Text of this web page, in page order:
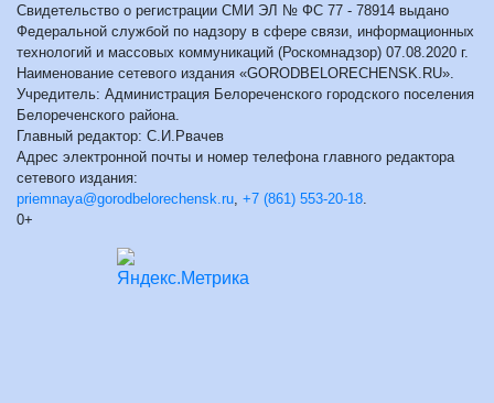
Свидетельство о регистрации СМИ ЭЛ № ФС 77 - 78914 выдано
Федеральной службой по надзору в сфере связи, информационных
технологий и массовых коммуникаций (Роскомнадзор) 07.08.2020 г.
Наименование сетевого издания «GORODBELORECHENSK.RU».
Учредитель: Администрация Белореченского городского поселения
Белореченского района.
Главный редактор: С.И.Рвачев
Адрес электронной почты и номер телефона главного редактора
сетевого издания:
priemnaya@gorodbelorechensk.ru +7 (861) 553-20-18
0+